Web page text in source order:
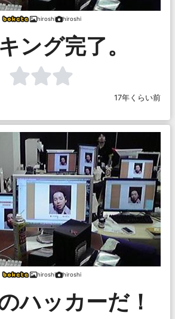
hiroshi hiroshi
ング完了。
17年くらい前
hiroshi hiroshi
ハッカーだ！